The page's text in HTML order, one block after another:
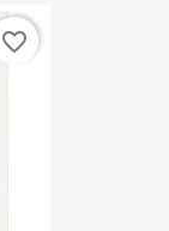
favorite_border